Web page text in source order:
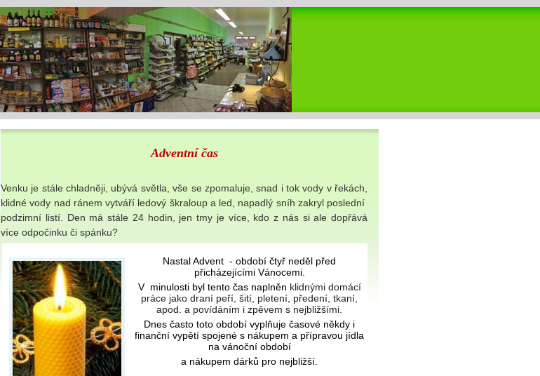
Adventní čas
Venku je stále chladněji, ubývá světla, vše se zpomaluje, snad i tok vody v řekách,
klidné vody nad ránem vytváří ledový škraloup a led, napadlý sníh zakryl poslední
podzimní listí. Den má stále 24 hodin, jen tmy je více, kdo z nás si ale dopřává
více odpočinku či spánku?
Nastal Advent - období čtyř neděl před
přicházejícími Vánocemi.
V minulosti byl tento čas naplněn klidnými domácí
práce jako draní peří, šití, pletení, předení, tkaní,
apod. a povídáním i zpěvem s nejbližšími.
Dnes často toto období vyplňuje časové někdy i
finanční vypětí spojené s nákupem a přípravou jídla
na vánoční období
a nákupem dárků pro nejbližší.